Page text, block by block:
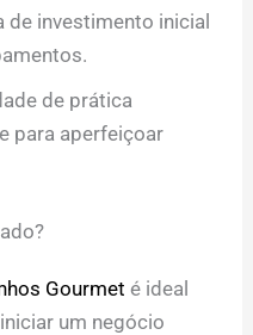
de investimento inicial
de prática
para aperfeiçoar
Gourmet é ideal
um negócio